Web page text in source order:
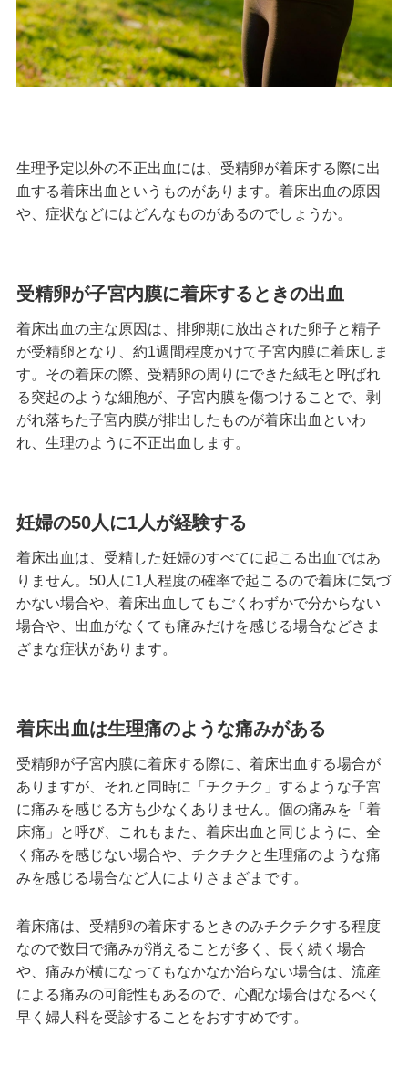
生理予定以外の不正出血には、受精卵が着床する際に出
血する着床出血というものがあります。着床出血の原因
や、症状などにはどんなものがあるのでしょうか。
受精卵が子宮内膜に着床するときの出血
着床出血の主な原因は、排卵期に放出された卵子と精子
が受精卵となり、約1週間程度かけて子宮内膜に着床しま
す。その着床の際、受精卵の周りにできた絨毛と呼ばれ
る突起のような細胞が、子宮内膜を傷つけることで、剥
がれ落ちた子宮内膜が排出したものが着床出血といわ
れ、生理のように不正出血します。
妊婦の50人に1人が経験する
着床出血は、受精した妊婦のすべてに起こる出血ではあ
りません。50人に1人程度の確率で起こるので着床に気づ
かない場合や、着床出血してもごくわずかで分からない
場合や、出血がなくても痛みだけを感じる場合などさま
ざまな症状があります。
着床出血は生理痛のような痛みがある
受精卵が子宮内膜に着床する際に、着床出血する場合が
ありますが、それと同時に「チクチク」するような子宮
に痛みを感じる方も少なくありません。個の痛みを「着
床痛」と呼び、これもまた、着床出血と同じように、全
く痛みを感じない場合や、チクチクと生理痛のような痛
みを感じる場合など人によりさまざまです。
着床痛は、受精卵の着床するときのみチクチクする程度
なので数日で痛みが消えることが多く、長く続く場合
や、痛みが横になってもなかなか治らない場合は、流産
による痛みの可能性もあるので、心配な場合はなるべく
早く婦人科を受診することをおすすめです。